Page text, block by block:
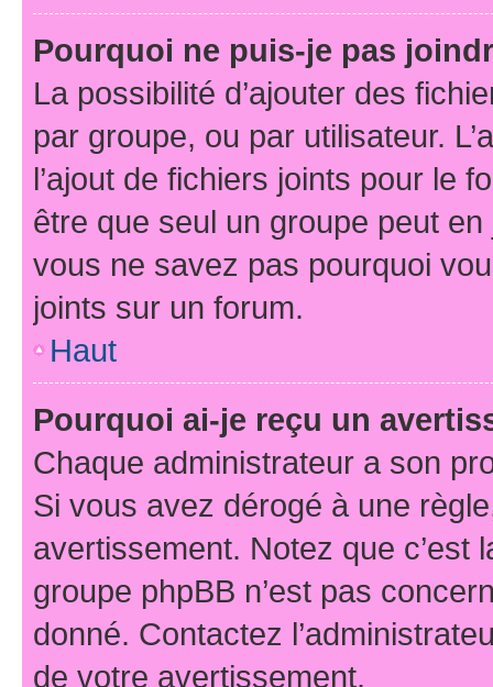
Pourquoi ne puis-je pas
La possibilité d’ajouter des
par groupe, ou par utilisateur.
l’ajout de fichiers joints pour le
être que seul un groupe peut
vous ne savez pas pourquoi
joints sur un forum.
Haut
Pourquoi ai-je reçu un
Chaque administrateur a son
Si vous avez dérogé à une
avertissement. Notez que c’est
groupe phpBB n’est pas
donné. Contactez
de votre avertissement.